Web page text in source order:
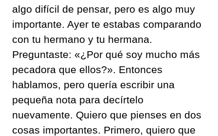
algo difícil de pensar, pero es algo muy
importante. Ayer te estabas comparando
con tu hermano y tu hermana.
Preguntaste: «¿Por qué soy mucho más
pecadora que ellos?». Entonces
hablamos, pero quería escribir una
pequeña nota para decírtelo
nuevamente. Quiero que pienses en dos
cosas importantes. Primero, quiero que